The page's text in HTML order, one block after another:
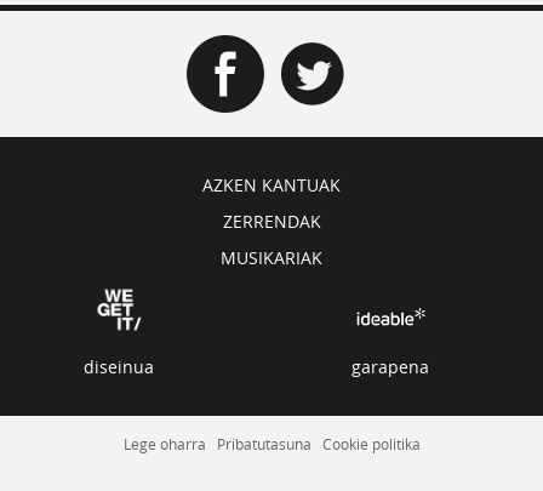
AZKEN KANTUAK
ZERRENDAK
MUSIKARIAK
diseinua garapena
Lege oharra Pribatutasuna Cookie politika